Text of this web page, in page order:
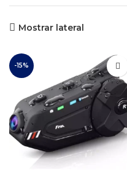
Mostrar lateral
-15%